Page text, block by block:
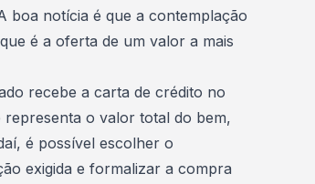
boa notícia é que a contemplação
é a oferta de um valor a mais
recebe a carta de crédito no
o valor total do bem,
é possível escolher o
exigida e formalizar a compra